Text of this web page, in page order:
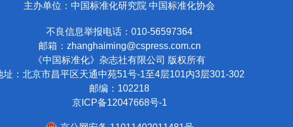
主办单位：中国标准化研究院 中国标准化协会
不良信息举报电话：010-56597364
邮箱： zhanghaiming@cspress.com.cn
《中国标准化》杂志社有限公司 版权所有
址：北京市昌平区天通中苑51号-1至4层101内3层301-302
邮编：102218
京ICP备12047668号-1